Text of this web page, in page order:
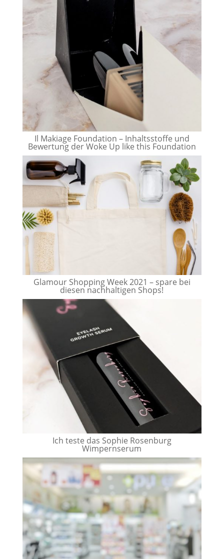
Il Makiage Foundation – Inhaltsstoffe und
Bewertung der Woke Up like this Foundation
Glamour Shopping Week 2021 – spare bei
diesen nachhaltigen Shops!
Ich teste das Sophie Rosenburg
Wimpernserum